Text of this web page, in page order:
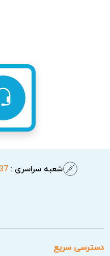
شعبه سراسری :
دسترسی سریع